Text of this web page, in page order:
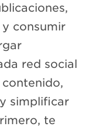
consumir
red social
simplificar
te